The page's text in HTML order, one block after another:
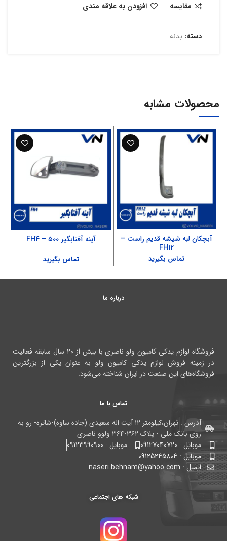
مقایسه افزودن به علاقه مندی
دسته: بدنه
محصولات مشابه
آبچکان لبه شیشه قدیم راست –
FH12
تماس بگیرید
آینه آفتابگیر ۵۰۰ – FH4
تماس بگیرید
درباره ما
فروشگاه لوازم یدکی کامیون ولو ناصری با بیش از ۲۰ سال سابقه فعالیت
در زمینه فروش لوازم یدکی کامیون ولو به عنوان یکی از بزرگترین
فروشگاه‌های این صنعت در ایران شناخته می‌شود.
تماس با ما
آدرس : تهران،کیلومتر ۱۲ آیت اله سعیدی (جاده ساوه)-شاتره- رو به
روی بانک ملی - پلاک ۳۶۲-۳۶۴ ولوو ناصری
موبایل : 09127040720
موبایل : 09123990900
موبایل : 09125245804
ایمیل : naseri.behnam@yahoo.com
شبکه های اجتماعی